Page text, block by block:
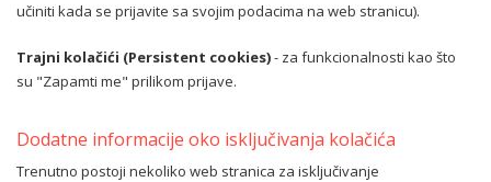
učiniti kada se prijavite sa svojim podacima na web stranicu).
Trajni kolačići (Persistent cookies)- za funkcionalnosti kao što
su "Zapamti me" prilikom prijave.
Dodatne informacije oko isključivanja kolačića
Trenutno postoji nekoliko web stranica za isključivanje